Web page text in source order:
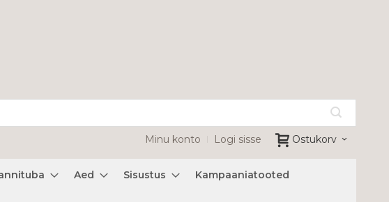
Ostukorv
Minu konto Logi sisse
Aed Sisustus Kampaaniatooted